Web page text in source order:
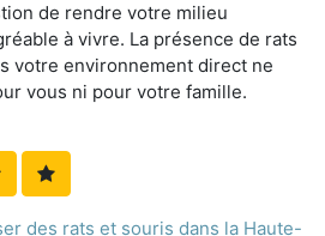
de rendre votre milieu
à vivre. La présence de rats
votre environnement direct ne
vous ni pour votre famille.
des rats et souris dans la Haute-